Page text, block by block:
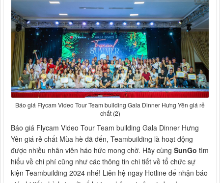
Báo giá Flycam Video Tour Team building Gala Dinner Hưng Yên giá rẻ
chất (2)
Báo giá Flycam Video Tour Team building Gala Dinner Hưng
Yên giá rẻ chất Mùa hè đã đến, Teambuilding là hoạt động
được nhiều nhân viên háo hức mong chờ. Hãy cùng SunGo tìm
hiểu về chi phí cũng như các thông tin chi tiết về tổ chức sự
kiện Teambuilding 2024 nhé! Liên hệ ngay Hotline để nhận báo